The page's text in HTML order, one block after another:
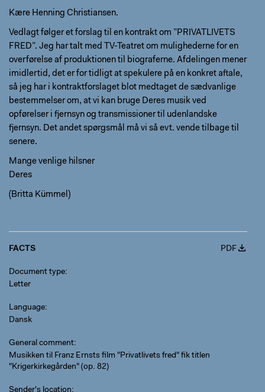
Kære Henning Christiansen.
Vedlagt følger et forslag til en kontrakt om ”PRIVATLIVETS
FRED”. Jeg har talt med TV-Teatret om mulighederne for en
overførelse af produktionen til biograferne. Afdelingen mener
imidlertid, det er for tidligt at spekulere på en konkret aftale,
så jeg har i kontraktforslaget blot medtaget de sædvanlige
bestemmelser om, at vi kan bruge Deres musik ved
opførelser i fjernsyn og transmissioner til udenlandske
fjernsyn. Det andet spørgsmål må vi så evt. vende tilbage til
senere.
Mange venlige hilsner
Deres
(Britta Kümmel)
FACTS PDF
Document type
Letter
Language
Dansk
General comment
Musikken til Franz Ernsts film "Privatlivets fred" fik titlen
"Krigerkirkegården" (op. 82)